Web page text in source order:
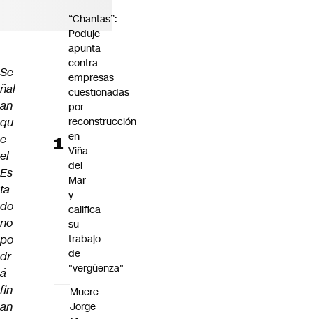
Se
ñal
an
qu
e
el
Es
ta
do
no
po
dr
á
fin
an
“Chantas”:
Poduje
apunta
contra
empresas
cuestionadas
por
reconstrucción
en
Viña
del
Mar
y
califica
su
trabajo
de
"vergüenza"
Muere
Jorge